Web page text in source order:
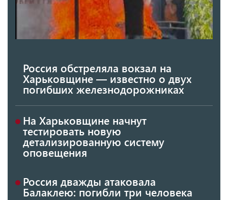
Россия обстреляла вокзал на
Харьковщине — известно о двух
погибших железнодорожниках
На Харьковщине начнут
тестировать новую
детализированную систему
оповещения
Россия дважды атаковала
Балаклею: погибли три человека